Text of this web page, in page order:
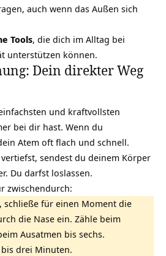
auch wenn das Außen sich
Tools, die dich im Alltag bei
unterstützen können.
Dein direkter Weg
und kraftvollsten
bei dir hast. Wenn du
Atem oft flach und schnell.
sendest du deinem Körper
Du darfst loslassen.
zwischendurch:
schließe für einen Moment die
die Nase ein. Zähle beim
Ausatmen bis sechs.
drei Minuten.